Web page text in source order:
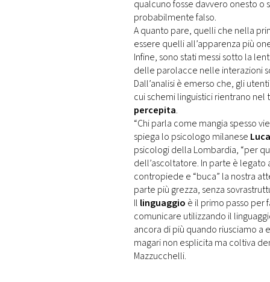
qualcuno fosse davvero onesto
probabilmente falso.
A quanto pare, quelli che nella
essere quelli all’apparenza più
Infine, sono stati messi sotto la
delle parolacce nelle interazioni
Dall’analisi è emerso che, gli
cui schemi linguistici rientrano
percepita.
“Chi parla come mangia spesso
spiega lo psicologo milanese
psicologi della Lombardia, “per
dell’ascoltatore. In parte è
contropiede e “buca” la nostra
parte più grezza, senza
Il linguaggio è il primo passo per
comunicare utilizzando il
ancora di più quando riusciamo a
magari non esplicita ma coltiva
Mazzucchelli.